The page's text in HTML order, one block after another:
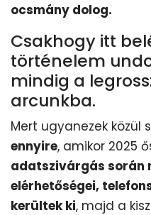
ocsmány dolog.
Csakhogy itt
történelem
mindig a
arcunkba.
Mert ugyanezek közül
ennyire, amikor 2025
adatszivárgás során
elérhetőségei,
kerültek ki, majd a